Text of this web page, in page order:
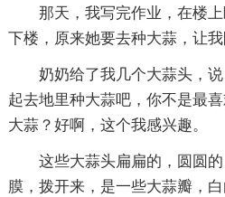
那天，我写完作业，在楼
下楼，原来她要去种大蒜，让我
奶奶给了我几个大蒜头，
起去地里种大蒜吧，你不是最
大蒜？好啊，这个我感兴趣。
这些大蒜头扁扁的，圆圆
膜，拨开来，是一些大蒜瓣，